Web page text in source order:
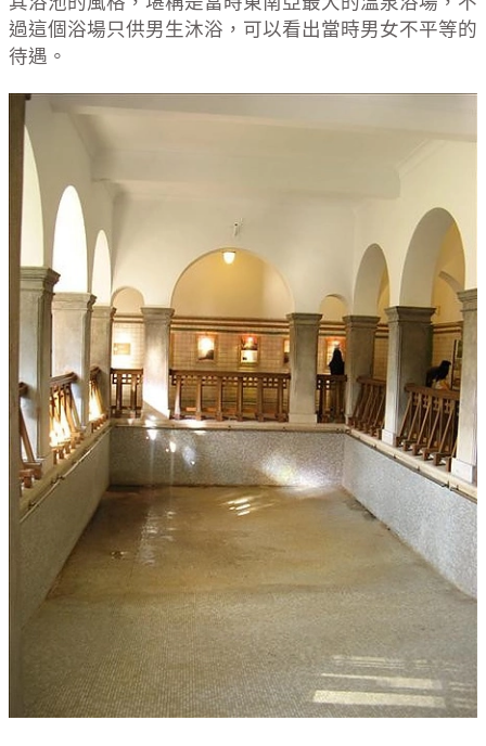
過這個浴場只供男生沐浴，可以看出當時男女不平等的
待遇。